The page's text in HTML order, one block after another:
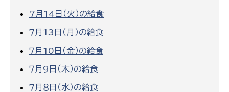
7月14日（火）の給食
７月13日（月）の給食
７月10日（金）の給食
７月9日（木）の給食
７月８日（水）の給食